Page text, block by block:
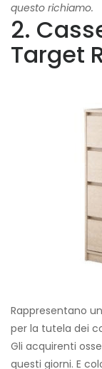
questo richiamo.
2.
Target
Rappresentano
per la tutela dei
Gli acquirenti
questi giorni. E